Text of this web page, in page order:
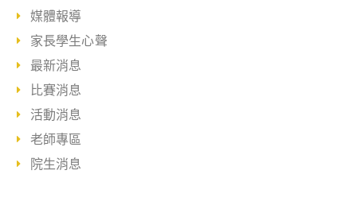
媒體報導
家長學生心聲
最新消息
比賽消息
活動消息
老師專區
院生消息